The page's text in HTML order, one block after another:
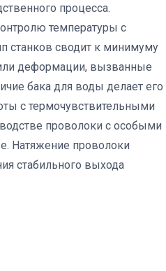
процесса.
температуры с
станков сводит к минимуму
деформации, вызванные
бака для воды делает его
с термочувствительными
проволоки с особыми
Натяжение проволоки
стабильного выхода